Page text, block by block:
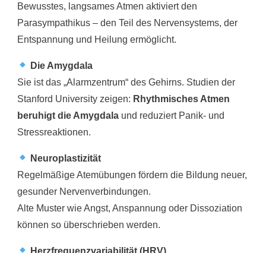
Bewusstes, langsames Atmen aktiviert den
Parasympathikus – den Teil des Nervensystems, der
Entspannung und Heilung ermöglicht.
Die Amygdala
Sie ist das „Alarmzentrum“ des Gehirns. Studien der
Stanford University zeigen: Rhythmisches Atmen
beruhigt die Amygdala und reduziert Panik- und
Stressreaktionen.
Neuroplastizität
Regelmäßige Atemübungen fördern die Bildung neuer,
gesunder Nervenverbindungen.
Alte Muster wie Angst, Anspannung oder Dissoziation
können so überschrieben werden.
Herzfrequenzvariabilität (HRV)